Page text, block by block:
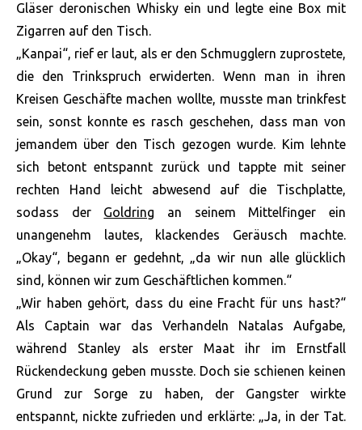
Gläser deronischen Whisky ein und legte eine Box mit
Zigarren auf den Tisch.
„Kanpai“, rief er laut, als er den Schmugglern zuprostete,
die den Trinkspruch erwiderten. Wenn man in ihren
Kreisen Geschäfte machen wollte, musste man trinkfest
sein, sonst konnte es rasch geschehen, dass man von
jemandem über den Tisch gezogen wurde. Kim lehnte
sich betont entspannt zurück und tappte mit seiner
rechten Hand leicht abwesend auf die Tischplatte,
sodass der Goldring an seinem Mittelfinger ein
unangenehm lautes, klackendes Geräusch machte.
„Okay“, begann er gedehnt, „da wir nun alle glücklich
sind, können wir zum Geschäftlichen kommen.“
„Wir haben gehört, dass du eine Fracht für uns hast?“
Als Captain war das Verhandeln Natalas Aufgabe,
während Stanley als erster Maat ihr im Ernstfall
Rückendeckung geben musste. Doch sie schienen keinen
Grund zur Sorge zu haben, der Gangster wirkte
entspannt, nickte zufrieden und erklärte: „Ja, in der Tat.